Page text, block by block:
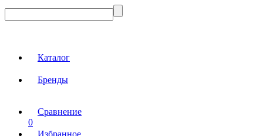
Каталог
Бренды
Сравнение
0
Избранное